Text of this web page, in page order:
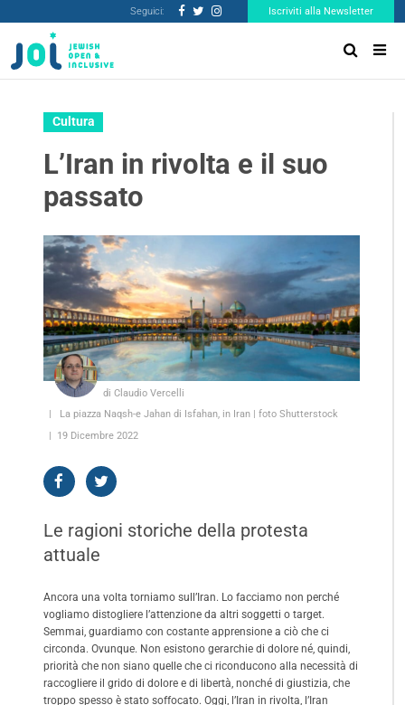
Seguici: Iscriviti alla Newsletter
Cultura
L’Iran in rivolta e il suo
passato
di Claudio Vercelli
La piazza Naqsh-e Jahan di Isfahan, in Iran | foto Shutterstock
19 Dicembre 2022
Le ragioni storiche della protesta
attuale
Ancora una volta torniamo sull’Iran. Lo facciamo non perché
vogliamo distogliere l’attenzione da altri soggetti o target.
Semmai, guardiamo con costante apprensione a ciò che ci
circonda. Ovunque. Non esistono gerarchie di dolore né, quindi,
priorità che non siano quelle che ci riconducono alla necessità di
raccogliere il grido di dolore e di libertà, nonché di giustizia, che
troppo spesso è stato soffocato. Oggi, l’Iran in rivolta, l’Iran